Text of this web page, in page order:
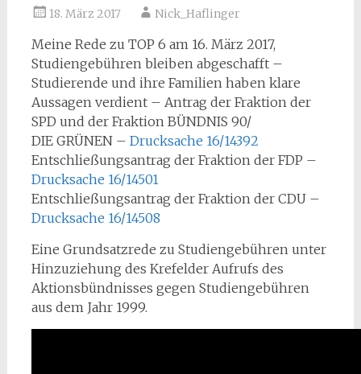
18. März 2017 Nick_Haflinger
Meine Rede zu TOP 6 am 16. März 2017,
Studiengebühren bleiben abgeschafft –
Studierende und ihre Familien haben klare
Aussagen verdient – Antrag der Fraktion der
SPD und der Fraktion BÜNDNIS 90/
DIE GRÜNEN – Drucksache 16/14392
Entschließungsantrag der Fraktion der FDP –
Drucksache 16/14501
Entschließungsantrag der Fraktion der CDU –
Drucksache 16/14508
Eine Grundsatzrede zu Studiengebühren unter
Hinzuziehung des Krefelder Aufrufs des
Aktionsbündnisses gegen Studiengebühren
aus dem Jahr 1999.